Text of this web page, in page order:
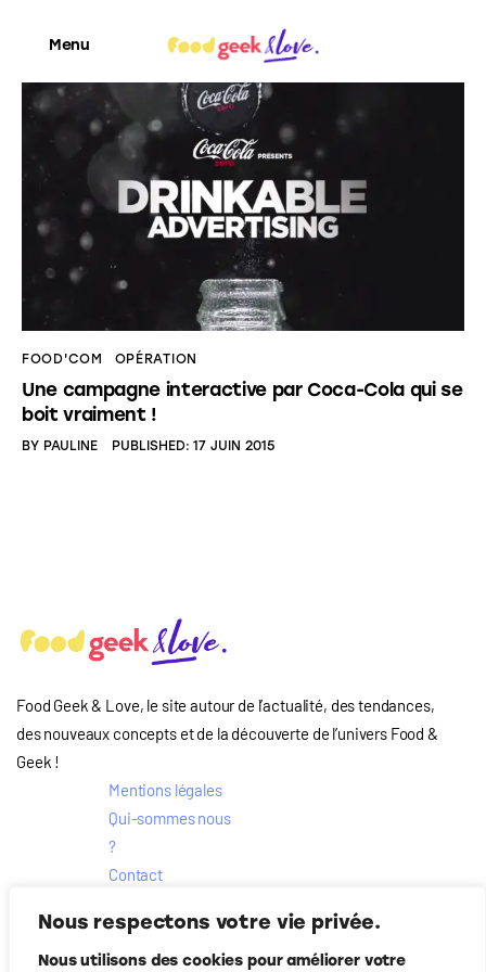
Nous respectons votre vie privée.
Nous utilisons des cookies pour améliorer votre
Menu
Food’News
Food’Com
Food’Art
Food’Event
Food’Life
FOOD'COM OPÉRATION
Une campagne interactive par Coca-Cola qui se
boit vraiment !
BY PAULINE PUBLISHED: 17 JUIN 2015
Food Geek & Love, le site autour de l’actualité, des tendances,
des nouveaux concepts et de la découverte de l’univers Food&
Geek !
Mentions légales
Qui-sommes nous
?
Contact